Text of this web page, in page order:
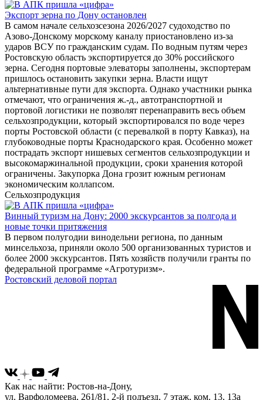
Экспорт зерна по Дону остановлен
В самом начале сельхозсезона 2026/2027 судоходство по
Азово-Донскому морскому каналу приостановлено из-за
ударов ВСУ по гражданским судам. По водным путям через
Ростовскую область экспортируется до 30% российского
зерна. Сегодня портовые элеваторы заполнены, экспортерам
пришлось остановить закупки зерна. Власти ищут
альтернативные пути для экспорта. Однако участники рынка
отмечают, что ограничения ж.-д., автотранспортной и
портовой логистики не позволят перенаправить весь объем
сельхозпродукции, который экспортировался по воде через
порты Ростовской области (с перевалкой в порту Кавказ), на
глубоководные порты Краснодарского края. Особенно может
пострадать экспорт нишевых сегментов сельхозпродукции и
высокомаржинальной продукции, сроки хранения которой
ограничены. Закупорка Дона грозит южным регионам
экономическим коллапсом.
Сельхозпродукция
Винный туризм на Дону: 2000 экскурсантов за полгода и
новые точки притяжения
В первом полугодии винодельни региона, по данным
минсельхоза, приняли около 500 организованных туристов и
более 2000 экскурсантов. Пять хозяйств получили гранты по
федеральной программе «Агротуризм».
Ростовский деловой портал
Как нас найти: Ростов-на-Дону,
ул. Варфоломеева, 261/81, 2-й подъезд, 7 этаж, ком. 13, 13а